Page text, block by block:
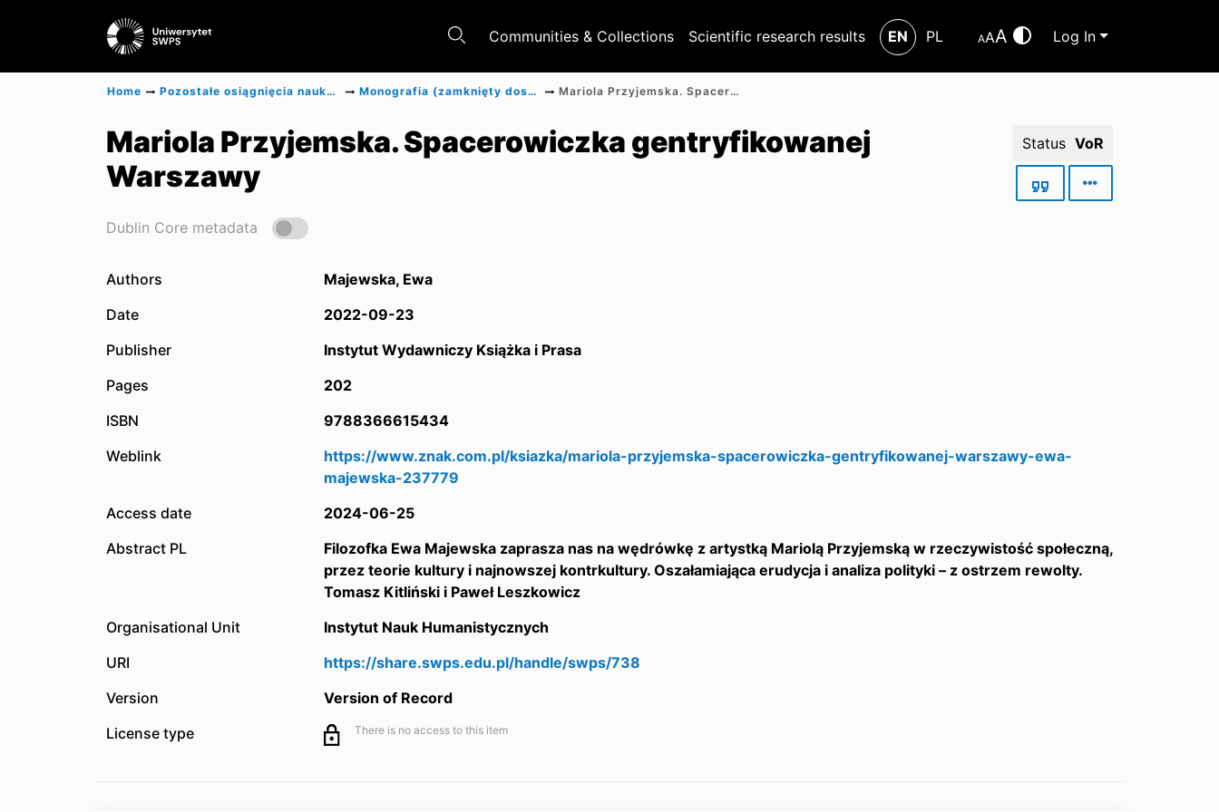
Communities & Collections Scientific research results EN PL AAA Log In
Home Pozostałe osiągnięcia naukowe Monografia (zamknięty dostęp) Mariola Przyjemska. Spacerowiczka gentryfikowanej Warszawy
Mariola Przyjemska. Spacerowiczka gentryfikowanej
Warszawy
Status VoR
Dublin Core metadata
Authors
Majewska, Ewa
Date
2022-09-23
Publisher
Instytut Wydawniczy Książka i Prasa
Pages
202
ISBN
9788366615434
Weblink
https://www.znak.com.pl/ksiazka/mariola-przyjemska-spacerowiczka-gentryfikowanej-warszawy-ewa-
majewska-237779
Access date
2024-06-25
Abstract PL
Filozofka Ewa Majewska zaprasza nas na wędrówkę z artystką Mariolą Przyjemską w rzeczywistość społeczną,
przez teorie kultury i najnowszej kontrkultury. Oszałamiająca erudycja i analiza polityki – z ostrzem rewolty.
Tomasz Kitliński i Paweł Leszkowicz
Organisational Unit
Instytut Nauk Humanistycznych
URI
https://share.swps.edu.pl/handle/swps/738
Version
Version of Record
License type
There is no access to this item